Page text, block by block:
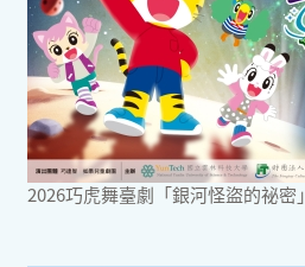
2026巧虎舞臺劇「銀河怪盜的祕密」